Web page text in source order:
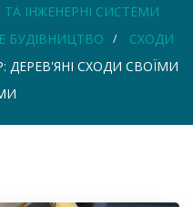
ІНЖЕНЕРНІ СИСТЕМИ
БУДІВНИЦТВО
СХОДИ
ДЕРЕВ'ЯНІ СХОДИ СВОЇМИ